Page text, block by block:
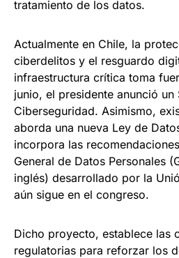
tratamiento de los datos.
Actualmente en Chile, la
ciberdelitos y el resguardo
infraestructura crítica toma
junio, el presidente anunció un
Ciberseguridad. Asimismo,
aborda una nueva Ley de
incorpora las
General de Datos Personales
inglés) desarrollado por la
aún sigue en el congreso.
Dicho proyecto, establece las
regulatorias para reforzar los